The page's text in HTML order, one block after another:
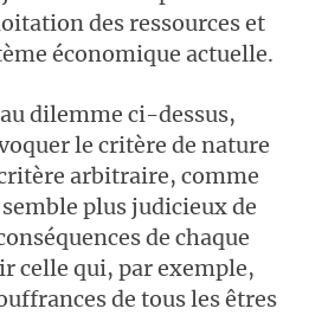
des ressources et
économique actuelle.
dilemme ci-dessus,
le critère de nature
arbitraire, comme
plus judicieux de
de chaque
celle qui, par exemple,
de tous les êtres